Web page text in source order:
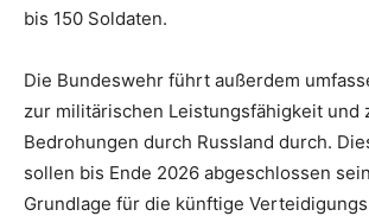
bis 150 Soldaten.
Die Bundeswehr führt außerdem
zur militärischen Leistungsfähigkeit und
Bedrohungen durch Russland durch.
sollen bis Ende 2026 abgeschlossen
Grundlage für die künftige